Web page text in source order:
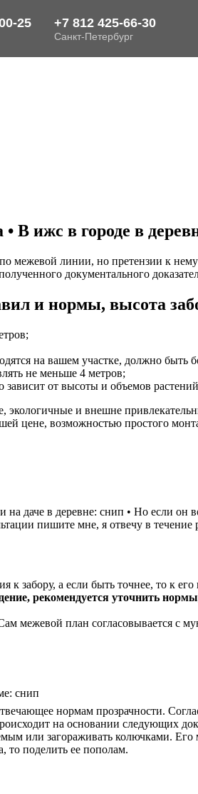
В ижс в городе в
межевой линии, но претензии к
документального
и нормы, высота
на вашем участке, должно быть
не меньше 4 метров;
зависит от высоты и объемов
и внешне
цене, возможностью простого
даче в деревне: снип • Но если он
пишите мне, я отвечу в течение
забору, а если быть точнее, то к
рекомендуется уточнить
межевой план согласовывается с
снип
нормам прозрачности.
на основании следующих
или загораживать колючками.
то поделить ее пополам.